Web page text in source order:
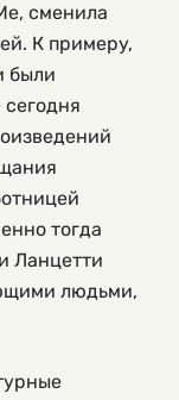
сменила
К примеру,
были
тогда
Ланцетти
людьми,